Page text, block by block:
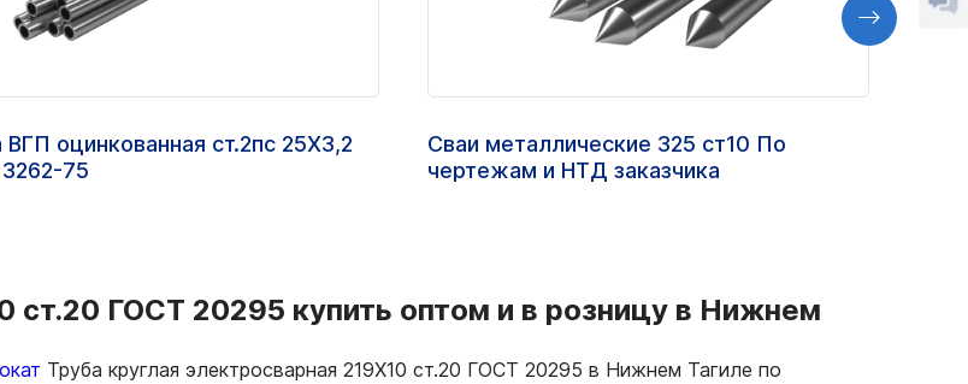
ВГП оцинкованная ст.2пс 25Х3,2
75
Сваи металлические 325 ст10 По
чертежам и НТД заказчика
ст.20 ГОСТ 20295 купить оптом и в розницу в Нижнем
Труба круглая электросварная 219Х10 ст.20 ГОСТ 20295 в Нижнем Тагиле по